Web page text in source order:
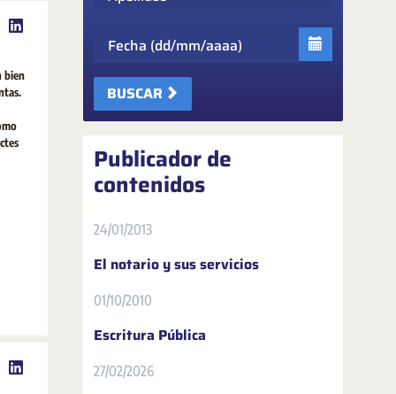
bien
BUSCAR
Publicador de
contenidos
24/01/2013
El notario y sus servicios
01/10/2010
Escritura Pública
27/02/2026